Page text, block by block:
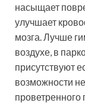
насыщает
улучшает
мозга. Лучше
воздухе, в
присутствуют
возможности